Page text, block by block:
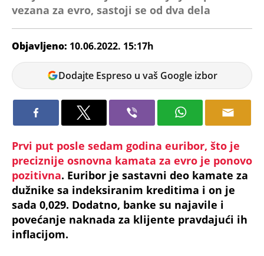
vezana za evro, sastoji se od dva dela
Objavljeno: 10.06.2022. 15:17h
Ana
Petrović
Dodajte Espreso u vaš Google izbor
Prvi put posle sedam godina euribor, što je
preciznije osnovna kamata za evro je ponovo
pozitivna. Euribor je sastavni deo kamate za
dužnike sa indeksiranim kreditima i on je
sada 0,029. Dodatno, banke su najavile i
povećanje naknada za klijente pravdajući ih
inflacijom.